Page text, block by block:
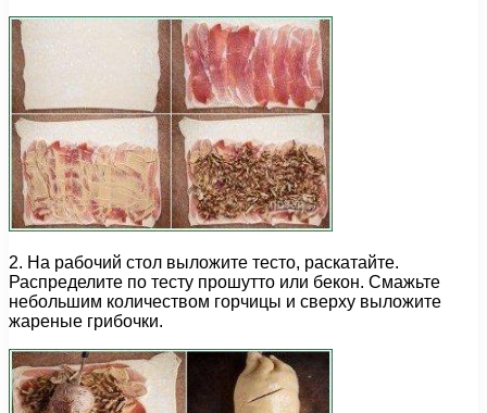
2. На рабочий стол выложите тесто, раскатайте.
Распределите по тесту прошутто или бекон. Смажьте
небольшим количеством горчицы и сверху выложите
жареные грибочки.